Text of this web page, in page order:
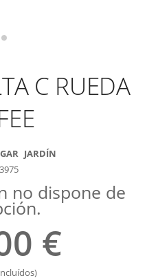
C RUEDA
JARDÍN
no dispone de
€